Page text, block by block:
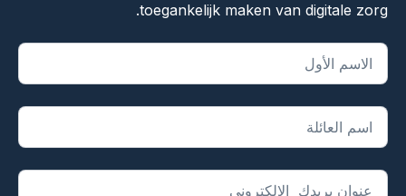
toegankelijk maken van digitale zorg.
يشير "*" إلى الحقول المطلوبة